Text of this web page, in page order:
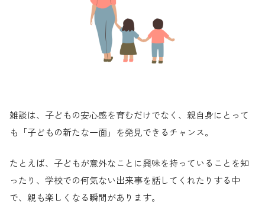
雑談は、子どもの安心感を育むだけでなく、親自身にとって
も「子どもの新たな一面」を発見できるチャンス。
たとえば、子どもが意外なことに興味を持っていることを知
ったり、学校での何気ない出来事を話してくれたりする中
で、親も楽しくなる瞬間があります。